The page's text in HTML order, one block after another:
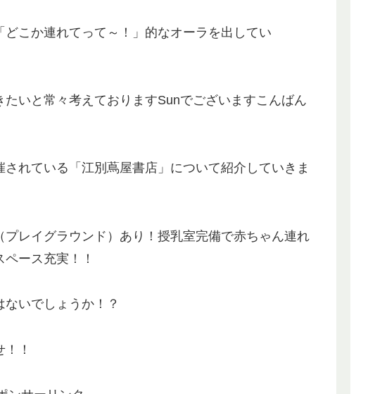
こか連れてって～！」的なオーラを出してい
いと常々考えておりますSunでございますこんばん
れている「江別蔦屋書店」について紹介していきま
レイグラウンド）あり！授乳室完備で赤ちゃん連れ
ース充実！！
いでしょうか！？
！